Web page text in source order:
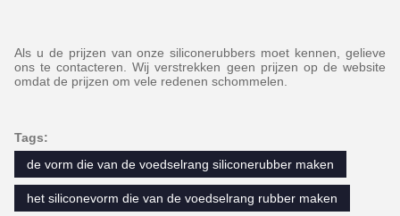
Als u de prijzen van onze siliconerubbers moet kennen, gelieve
ons te contacteren. Wij verstrekken geen prijzen op de website
omdat de prijzen om vele redenen schommelen.
Tags:
de vorm die van de voedselrang siliconerubber maken
het siliconevorm die van de voedselrang rubber maken